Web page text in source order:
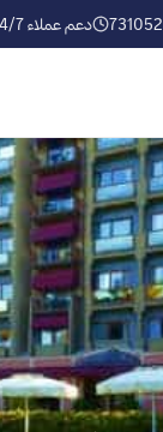
دعم عملاء 24/7